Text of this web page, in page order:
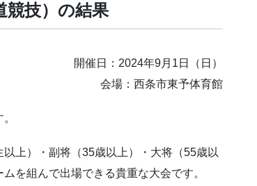
競技）の結果
開催日：2024年9月1日（日）
会場：西条市東予体育館
上）・副将（35歳以上）・大将（55歳以
を組んで出場できる貴重な大会です。